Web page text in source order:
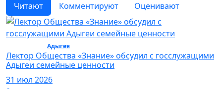
Читают
Комментируют Оценивают
Адыгея/ Общество
Лектор Общества «Знание» обсудил с госслужащими
Адыгеи семейные ценности
31 июл 2026